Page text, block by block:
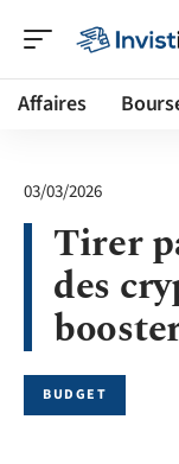
Affaires
03/03/2026
Tirer
des
BUDGET